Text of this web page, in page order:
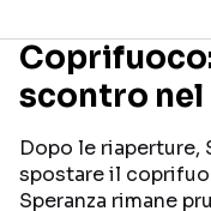
scontro
Dopo le riaperture,
spostare il
Speranza rimane